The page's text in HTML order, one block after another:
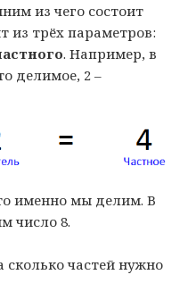
из чего состоит
из трёх параметров:
. Например, в
делимое, 2 –
именно мы делим. В
число 8.
сколько частей нужно